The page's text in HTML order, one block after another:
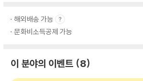
해외배송 가능
문화비소득공제 가능
이 분야의 이벤트 8